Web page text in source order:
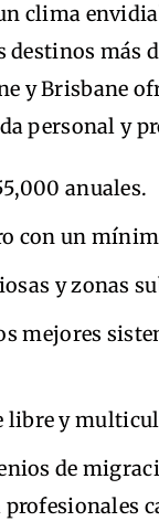
clima
más
y Brisbane
personal y
anuales.
con un
y zonas
mejores
libre y
de